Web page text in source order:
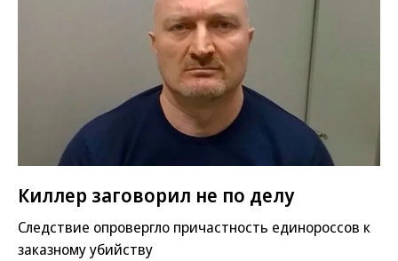
Киллер заговорил не по делу
Следствие опровергло причастность единороссов к
заказному убийству